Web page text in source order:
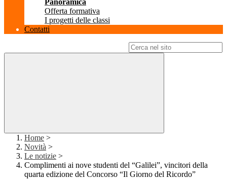
Panoramica
Offerta formativa
I progetti delle classi
Contatti
Home >
Novità >
Le notizie >
Complimenti ai nove studenti del “Galilei”, vincitori della
quarta edizione del Concorso “Il Giorno del Ricordo”